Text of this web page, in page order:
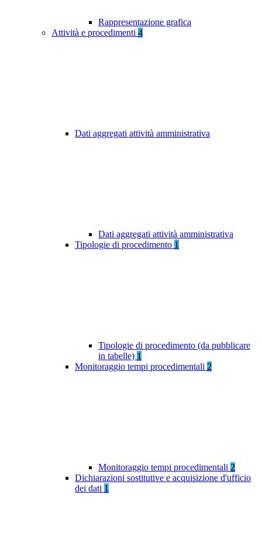
Rappresentazione grafica
Attività e procedimenti 4
Dati aggregati attività amministrativa
Dati aggregati attività amministrativa
Tipologie di procedimento 1
Tipologie di procedimento (da pubblicare
in tabelle) 1
Monitoraggio tempi procedimentali 2
Monitoraggio tempi procedimentali 2
Dichiarazioni sostitutive e acquisizione d'ufficio
dei dati 1